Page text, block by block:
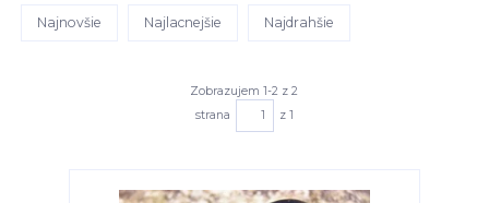
Najnovšie Najlacnejšie Najdrahšie
Zobrazujem 1-2 z 2
strana
z 1